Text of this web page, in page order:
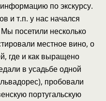
по экскурсу.
и т.п. у нас начался
посетили несколько
местное вино, о
где и как выращено
в усадьбе одной
пробовали
португальскую